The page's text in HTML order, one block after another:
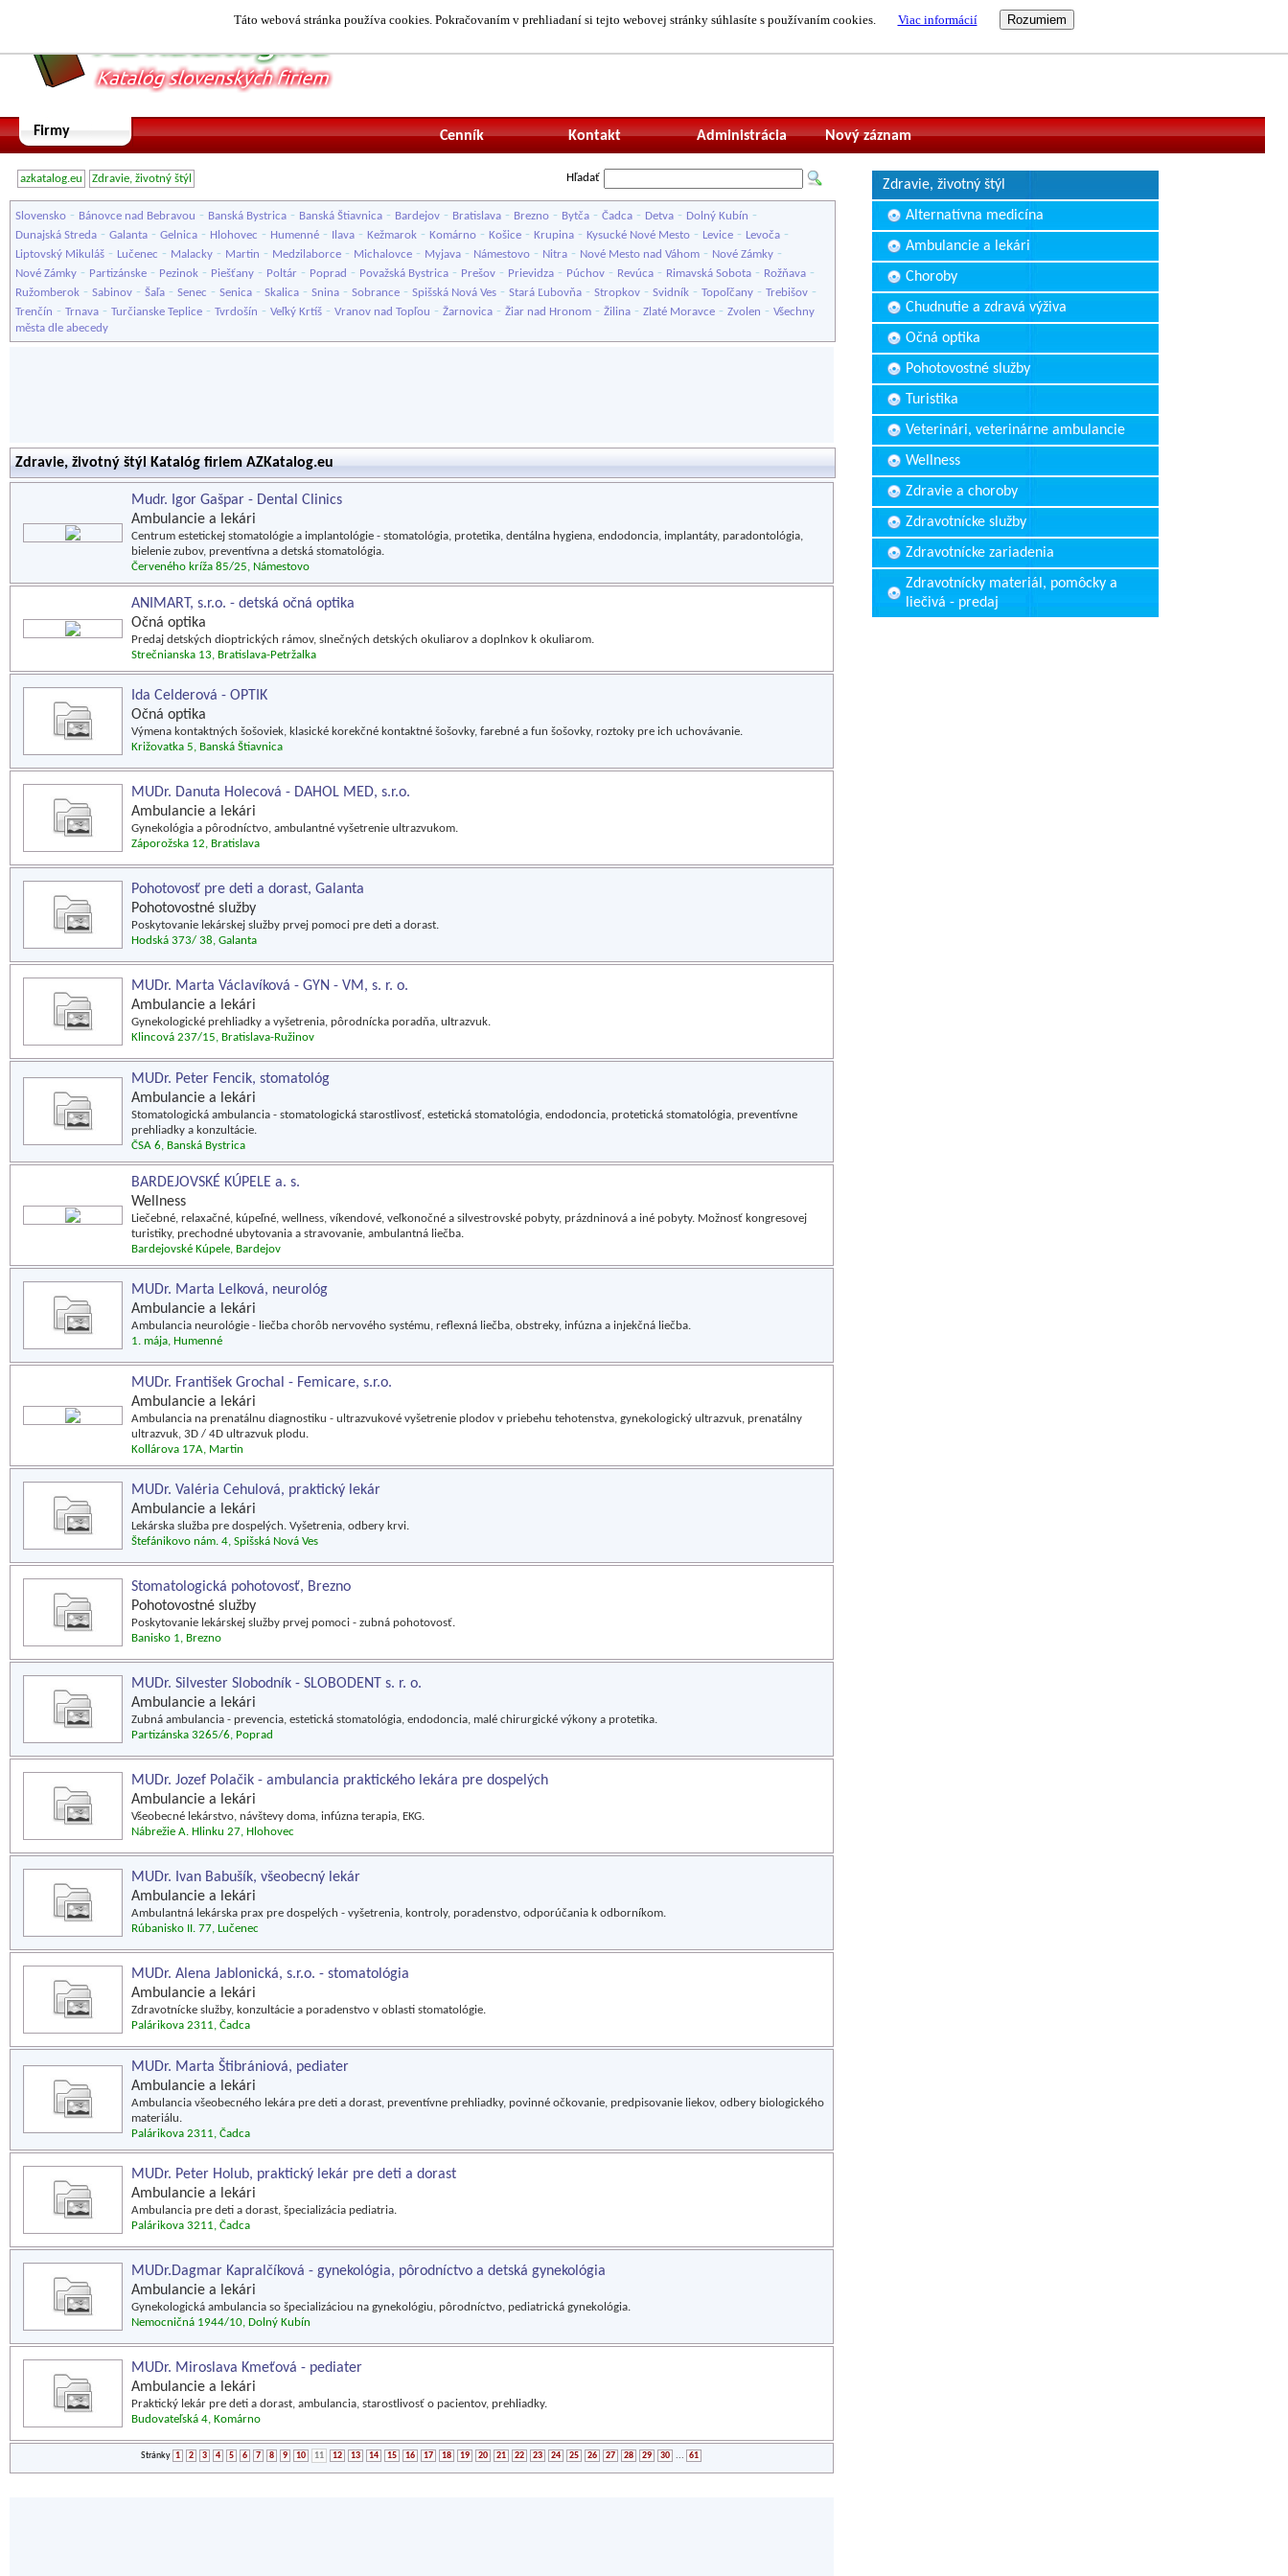
Táto webová stránka používa cookies. Pokračovaním v prehliadaní si tejto webovej stránky súhlasíte s používaním cookies. Viac informácií
Firmy Nový záznam
Administrácia
Kontakt
Cenník
azkatalog.eu Zdravie, životný štýl Hľadať
Slovensko - Bánovce nad Bebravou - Banská Bystrica - Banská Štiavnica - Bardejov - Bratislava - Brezno - Bytča - Čadca - Detva - Dolný Kubín -
Dunajská Streda - Galanta - Gelnica - Hlohovec - Humenné - Ilava - Kežmarok - Komárno - Košice - Krupina - Kysucké Nové Mesto - Levice - Levoča -
Liptovský Mikuláš - Lučenec - Malacky - Martin - Medzilaborce - Michalovce - Myjava - Námestovo - Nitra - Nové Mesto nad Váhom - Nové Zámky -
Nové Zámky - Partizánske - Pezinok - Piešťany - Poltár - Poprad - Považská Bystrica - Prešov - Prievidza - Púchov - Revúca - Rimavská Sobota - Rožňava -
Ružomberok - Sabinov - Šaľa - Senec - Senica - Skalica - Snina - Sobrance - Spišská Nová Ves - Stará Ľubovňa - Stropkov - Svidník - Topoľčany - Trebišov -
Trenčín - Trnava - Turčianske Teplice - Tvrdošín - Veľký Krtíš - Vranov nad Topľou - Žarnovica - Žiar nad Hronom - Žilina - Zlaté Moravce - Zvolen - Všechny
města dle abecedy
Zdravie, životný štýl Katalóg firiem AZKatalog.eu
Mudr. Igor Gašpar - Dental Clinics
Ambulancie a lekári
Centrum estetickej stomatológie a implantológie - stomatológia, protetika, dentálna hygiena, endodoncia, implantáty, paradontológia,
bielenie zubov, preventívna a detská stomatológia.
Červeného kríža 85/25, Námestovo
ANIMART, s.r.o. - detská očná optika
Očná optika
Predaj detských dioptrických rámov, slnečných detských okuliarov a doplnkov k okuliarom.
Strečnianska 13, Bratislava-Petržalka
Ida Celderová - OPTIK
Očná optika
Výmena kontaktných šošoviek, klasické korekčné kontaktné šošovky, farebné a fun šošovky, roztoky pre ich uchovávanie.
Križovatka 5, Banská Štiavnica
MUDr. Danuta Holecová - DAHOL MED, s.r.o.
Ambulancie a lekári
Gynekológia a pôrodníctvo, ambulantné vyšetrenie ultrazvukom.
Záporožska 12, Bratislava
Pohotovosť pre deti a dorast, Galanta
Pohotovostné služby
Poskytovanie lekárskej služby prvej pomoci pre deti a dorast.
Hodská 373/ 38, Galanta
MUDr. Marta Václavíková - GYN - VM, s. r. o.
Ambulancie a lekári
Gynekologické prehliadky a vyšetrenia, pôrodnícka poradňa, ultrazvuk.
Klincová 237/15, Bratislava-Ružinov
MUDr. Peter Fencik, stomatológ
Ambulancie a lekári
Stomatologická ambulancia - stomatologická starostlivosť, estetická stomatológia, endodoncia, protetická stomatológia, preventívne
prehliadky a konzultácie.
ČSA 6, Banská Bystrica
BARDEJOVSKÉ KÚPELE a. s.
Wellness
Liečebné, relaxačné, kúpeľné, wellness, víkendové, veľkonočné a silvestrovské pobyty, prázdninová a iné pobyty. Možnosť kongresovej
turistiky, prechodné ubytovania a stravovanie, ambulantná liečba.
Bardejovské Kúpele, Bardejov
MUDr. Marta Lelková, neurológ
Ambulancie a lekári
Ambulancia neurológie - liečba chorôb nervového systému, reflexná liečba, obstreky, infúzna a injekčná liečba.
1. mája, Humenné
MUDr. František Grochal - Femicare, s.r.o.
Ambulancie a lekári
Ambulancia na prenatálnu diagnostiku - ultrazvukové vyšetrenie plodov v priebehu tehotenstva, gynekologický ultrazvuk, prenatálny
ultrazvuk, 3D / 4D ultrazvuk plodu.
Kollárova 17A, Martin
MUDr. Valéria Cehulová, praktický lekár
Ambulancie a lekári
Lekárska služba pre dospelých. Vyšetrenia, odbery krvi.
Štefánikovo nám. 4, Spišská Nová Ves
Stomatologická pohotovosť, Brezno
Pohotovostné služby
Poskytovanie lekárskej služby prvej pomoci - zubná pohotovosť.
Banisko 1, Brezno
MUDr. Silvester Slobodník - SLOBODENT s. r. o.
Ambulancie a lekári
Zubná ambulancia - prevencia, estetická stomatológia, endodoncia, malé chirurgické výkony a protetika.
Partizánska 3265/6, Poprad
MUDr. Jozef Polačik - ambulancia praktického lekára pre dospelých
Ambulancie a lekári
Všeobecné lekárstvo, návštevy doma, infúzna terapia, EKG.
Nábrežie A. Hlinku 27, Hlohovec
MUDr. Ivan Babušík, všeobecný lekár
Ambulancie a lekári
Ambulantná lekárska prax pre dospelých - vyšetrenia, kontroly, poradenstvo, odporúčania k odborníkom.
Rúbanisko II. 77, Lučenec
MUDr. Alena Jablonická, s.r.o. - stomatológia
Ambulancie a lekári
Zdravotnícke služby, konzultácie a poradenstvo v oblasti stomatológie.
Palárikova 2311, Čadca
MUDr. Marta Štibrániová, pediater
Ambulancie a lekári
Ambulancia všeobecného lekára pre deti a dorast, preventívne prehliadky, povinné očkovanie, predpisovanie liekov, odbery biologického
materiálu.
Palárikova 2311, Čadca
MUDr. Peter Holub, praktický lekár pre deti a dorast
Ambulancie a lekári
Ambulancia pre deti a dorast, špecializácia pediatria.
Palárikova 3211, Čadca
MUDr.Dagmar Kapralčíková - gynekológia, pôrodníctvo a detská gynekológia
Ambulancie a lekári
Gynekologická ambulancia so špecializáciou na gynekológiu, pôrodníctvo, pediatrická gynekológia.
Nemocničná 1944/10, Dolný Kubín
MUDr. Miroslava Kmeťová - pediater
Ambulancie a lekári
Praktický lekár pre deti a dorast, ambulancia, starostlivosť o pacientov, prehliadky.
Budovateľská 4, Komárno
Stránky 1 2 3 4 5 6 7 8 9 10 11 12 13 14 15 16 17 18 19 20 21 22 23 24 25 26 27 28 29 30 ... 61
Zdravie, životný štýl
Alternatívna medicína
Ambulancie a lekári
Choroby
Chudnutie a zdravá výživa
Očná optika
Pohotovostné služby
Turistika
Veterinári, veterinárne ambulancie
Wellness
Zdravie a choroby
Zdravotnícke služby
Zdravotnícke zariadenia
Zdravotnícky materiál, pomôcky a
liečivá - predaj